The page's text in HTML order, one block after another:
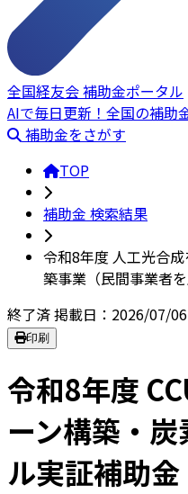
全国経友会 補助金ポータル
AIで毎日更新！全国の補助
補助金をさがす
TOP
補助金 検索結果
令和8年度 人工光合
築事業（民間事業者
終了済掲載日：2026/07/06
印刷
令和8年度
ーン構築・
ル実証補助金